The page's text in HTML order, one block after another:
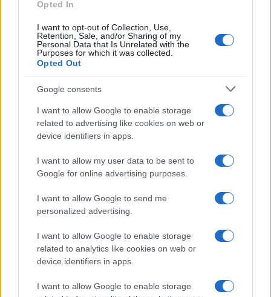
Opted In
I want to opt-out of Collection, Use,
Retention, Sale, and/or Sharing of my
Personal Data that Is Unrelated with the
Purposes for which it was collected.
Opted Out
Google consents
I want to allow Google to enable storage
related to advertising like cookies on web or
device identifiers in apps.
I want to allow my user data to be sent to
Google for online advertising purposes.
I want to allow Google to send me
personalized advertising.
I want to allow Google to enable storage
related to analytics like cookies on web or
device identifiers in apps.
I want to allow Google to enable storage
ΤΟΠΙΚΉ ΕΠΙΚΑΙΡΌΤΗΤΑ
Την Πέμπτη στην Άρδασσα η κηδεία του γνωστού